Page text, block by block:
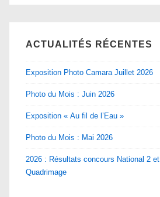
ACTUALITÉS RÉCENTES
Exposition Photo Camara Juillet 2026
Photo du Mois : Juin 2026
Exposition « Au fil de l’Eau »
Photo du Mois : Mai 2026
2026 : Résultats concours National 2 et
Quadrimage